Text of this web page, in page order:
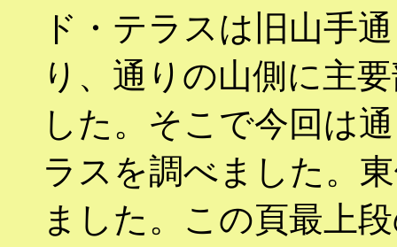
ド・テラスは旧山手
り、通りの山側に主
した。そこで今回は
ラスを調べました。
ました。この頁最上